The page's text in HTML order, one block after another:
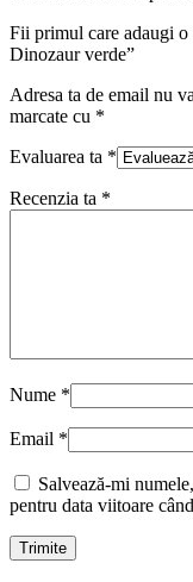
Fii primul care adaugi o
Dinozaur verde”
Adresa ta de email nu
marcate cu *
Evaluarea ta *
Recenzia ta *
Nume *
Email *
Salvează-mi
pentru data viitoare